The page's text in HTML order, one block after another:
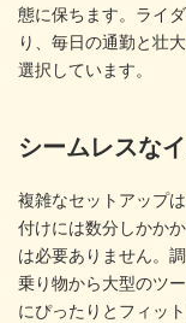
態に保ちます。ライ
り、毎日の通勤と壮
選択しています。
シームレスな
複雑なセットアップ
付けには数分しかか
は必要ありません。
乗り物から大型のツ
にぴったりとフィッ